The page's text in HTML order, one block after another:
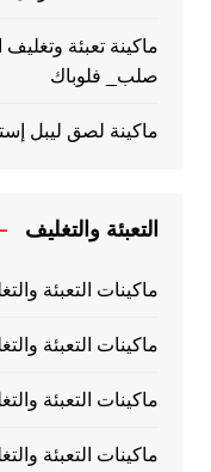
ماكينة تعبئة
صلب_ فلوباك
ماكينة لصق ليبل
التعبئة والتغليف
ماكينات التعبئة
ماكينات التعبئة
ماكينات التعبئة
ماكينات التعبئة